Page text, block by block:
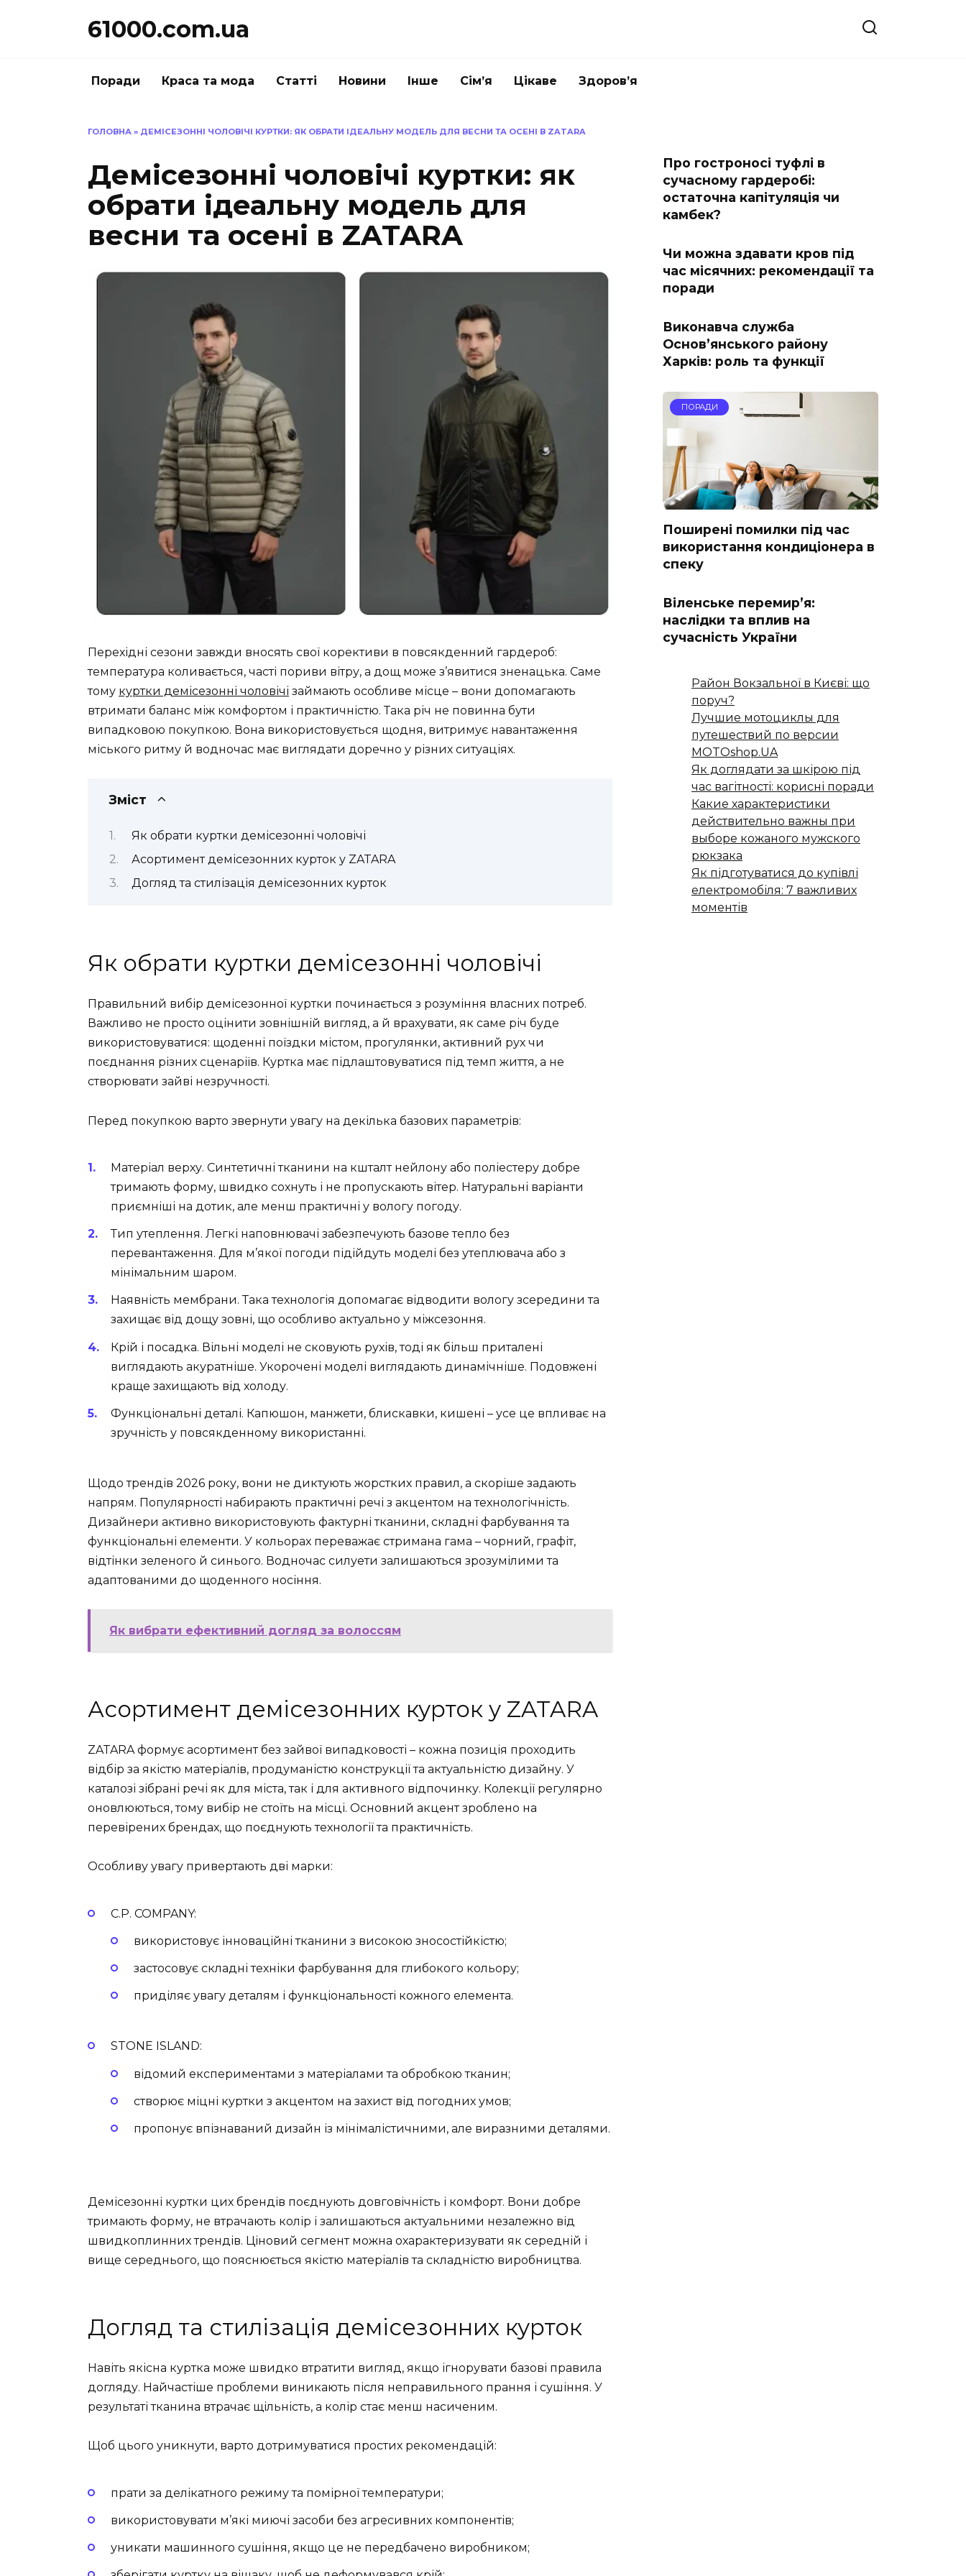
61000.com.ua
Поради Краса та мода Статті Новини Інше Сім’я Цікаве Здоров’я
ГОЛОВНА » ДЕМІСЕЗОННІ ЧОЛОВІЧІ КУРТКИ: ЯК ОБРАТИ ІДЕАЛЬНУ МОДЕЛЬ ДЛЯ ВЕСНИ ТА ОСЕНІ В ZATARA
Демісезонні чоловічі куртки: як
обрати ідеальну модель для
весни та осені в ZATARA
Перехідні сезони завжди вносять свої корективи в повсякденний гардероб:
температура коливається, часті пориви вітру, а дощ може з’явитися зненацька. Саме
тому куртки демісезонні чоловічі займають особливе місце – вони допомагають
втримати баланс між комфортом і практичністю. Така річ не повинна бути
випадковою покупкою. Вона використовується щодня, витримує навантаження
міського ритму й водночас має виглядати доречно у різних ситуаціях.
Зміст
Як обрати куртки демісезонні чоловічі
Асортимент демісезонних курток у ZATARA
Догляд та стилізація демісезонних курток
Як обрати куртки демісезонні чоловічі
Правильний вибір демісезонної куртки починається з розуміння власних потреб.
Важливо не просто оцінити зовнішній вигляд, а й врахувати, як саме річ буде
використовуватися: щоденні поїздки містом, прогулянки, активний рух чи
поєднання різних сценаріїв. Куртка має підлаштовуватися під темп життя, а не
створювати зайві незручності.
Перед покупкою варто звернути увагу на декілька базових параметрів:
Матеріал верху. Синтетичні тканини на кшталт нейлону або поліестеру добре
тримають форму, швидко сохнуть і не пропускають вітер. Натуральні варіанти
приємніші на дотик, але менш практичні у вологу погоду.
Тип утеплення. Легкі наповнювачі забезпечують базове тепло без
перевантаження. Для м’якої погоди підійдуть моделі без утеплювача або з
мінімальним шаром.
Наявність мембрани. Така технологія допомагає відводити вологу зсередини та
захищає від дощу зовні, що особливо актуально у міжсезоння.
Крій і посадка. Вільні моделі не сковують рухів, тоді як більш приталені
виглядають акуратніше. Укорочені моделі виглядають динамічніше. Подовжені
краще захищають від холоду.
Функціональні деталі. Капюшон, манжети, блискавки, кишені – усе це впливає на
зручність у повсякденному використанні.
Щодо трендів 2026 року, вони не диктують жорстких правил, а скоріше задають
напрям. Популярності набирають практичні речі з акцентом на технологічність.
Дизайнери активно використовують фактурні тканини, складні фарбування та
функціональні елементи. У кольорах переважає стримана гама – чорний, графіт,
відтінки зеленого й синього. Водночас силуети залишаються зрозумілими та
адаптованими до щоденного носіння.
Як вибрати ефективний догляд за волоссям
Асортимент демісезонних курток у ZATARA
ZATARA формує асортимент без зайвої випадковості – кожна позиція проходить
відбір за якістю матеріалів, продуманістю конструкції та актуальністю дизайну. У
каталозі зібрані речі як для міста, так і для активного відпочинку. Колекції регулярно
оновлюються, тому вибір не стоїть на місці. Основний акцент зроблено на
перевірених брендах, що поєднують технології та практичність.
Особливу увагу привертають дві марки:
C.P. COMPANY:
використовує інноваційні тканини з високою зносостійкістю;
застосовує складні техніки фарбування для глибокого кольору;
приділяє увагу деталям і функціональності кожного елемента.
STONE ISLAND:
відомий експериментами з матеріалами та обробкою тканин;
створює міцні куртки з акцентом на захист від погодних умов;
пропонує впізнаваний дизайн із мінімалістичними, але виразними деталями.
Демісезонні куртки цих брендів поєднують довговічність і комфорт. Вони добре
тримають форму, не втрачають колір і залишаються актуальними незалежно від
швидкоплинних трендів. Ціновий сегмент можна охарактеризувати як середній і
вище середнього, що пояснюється якістю матеріалів та складністю виробництва.
Догляд та стилізація демісезонних курток
Навіть якісна куртка може швидко втратити вигляд, якщо ігнорувати базові правила
догляду. Найчастіше проблеми виникають після неправильного прання і сушіння. У
результаті тканина втрачає щільність, а колір стає менш насиченим.
Щоб цього уникнути, варто дотримуватися простих рекомендацій:
прати за делікатного режиму та помірної температури;
використовувати м’які миючі засоби без агресивних компонентів;
уникати машинного сушіння, якщо це не передбачено виробником;
Про гостроносі туфлі в
сучасному гардеробі:
остаточна капітуляція чи
камбек?
Чи можна здавати кров під
час місячних: рекомендації та
поради
Виконавча служба
Основ’янського району
Харків: роль та функції
ПОРАДИ
Поширені помилки під час
використання кондиціонера в
спеку
Віленське перемир’я:
наслідки та вплив на
сучасність України
Район Вокзальної в Києві: що
поруч?
Лучшие мотоциклы для
путешествий по версии
MOTOshop.UA
Як доглядати за шкірою під
час вагітності: корисні поради
Какие характеристики
действительно важны при
выборе кожаного мужского
рюкзака
Як підготуватися до купівлі
електромобіля: 7 важливих
моментів